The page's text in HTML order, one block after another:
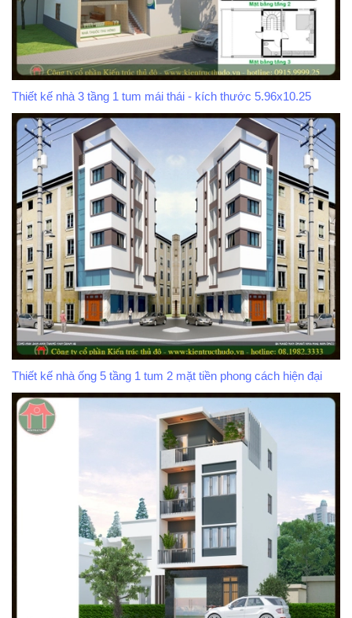
Thiết kế nhà 3 tầng 1 tum mái thái - kích thước 5.96x10.25
Thiết kế nhà ống 5 tầng 1 tum 2 mặt tiền phong cách hiện đại